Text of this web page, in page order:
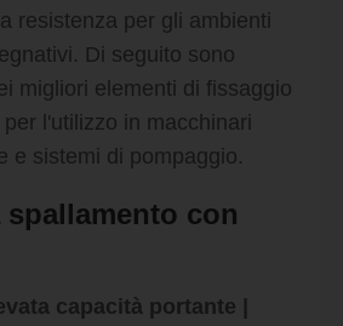
resistenza per gli ambienti
Di seguito sono
migliori elementi di fissaggio
l'utilizzo in macchinari
e sistemi di pompaggio.
con
capacità portante |